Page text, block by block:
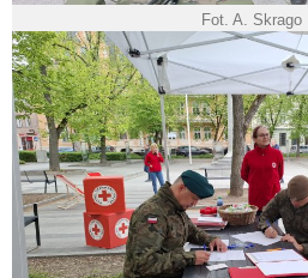
Fot. A. Skrago